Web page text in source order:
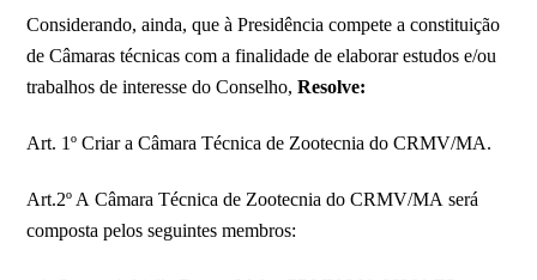
Considerando, ainda, que à Presidência compete a constituição
de Câmaras técnicas com a finalidade de elaborar estudos e/ou
trabalhos de interesse do Conselho,Resolve:
Art. 1º Criar a Câmara Técnica de Zootecnia do CRMV/MA.
Art.2º A Câmara Técnica de Zootecnia do CRMV/MA será
composta pelos seguintes membros: